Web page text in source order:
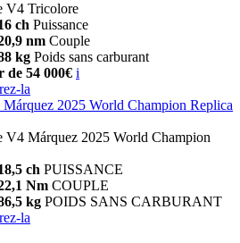
V4 Tricolore
ch Puissance
nm Couple
kg Poids sans carburant
de 54 000€ i
la
2025 World Champion Replica
V4 Márquez 2025 World Champion
ch PUISSANCE
Nm COUPLE
kg POIDS SANS CARBURANT
la